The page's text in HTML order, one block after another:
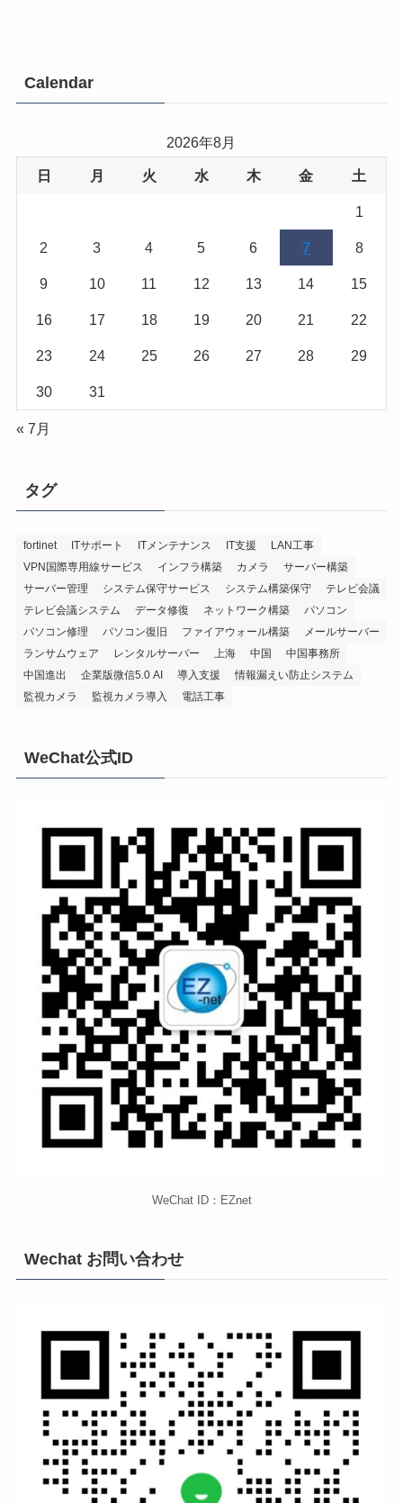
Calendar
2026年8月
日 月 火 水 木 金 土
1
2 3 4 5 6 7 8
9 10 11 12 13 14 15
16 17 18 19 20 21 22
23 24 25 26 27 28 29
30 31
« 7月
タグ
fortinet ITサポート ITメンテナンス IT支援
LAN工事
VPN国際専用線サービス
インフラ構築 カメラ
サーバー構築
サーバー管理
システム保守サービス システム構築保守
テレビ会議
テレビ会議システム
データ修復 ネットワーク構築
パソコン
パソコン修理
パソコン復旧 ファイアウォール構築
メールサーバー
ランサムウェア
レンタルサーバー 上海 中国
中国事務所
中国進出
企業版微信5.0 AI 導入支援
情報漏えい防止システム
監視カメラ
監視カメラ導入 電話工事
WeChat公式ID
WeChat ID：EZnet
Wechat お問い合わせ